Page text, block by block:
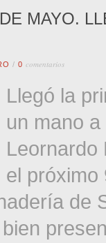
MAYO.
/ 0 comentarios
Llegó la
un mano
Leornardo
el próximo
de